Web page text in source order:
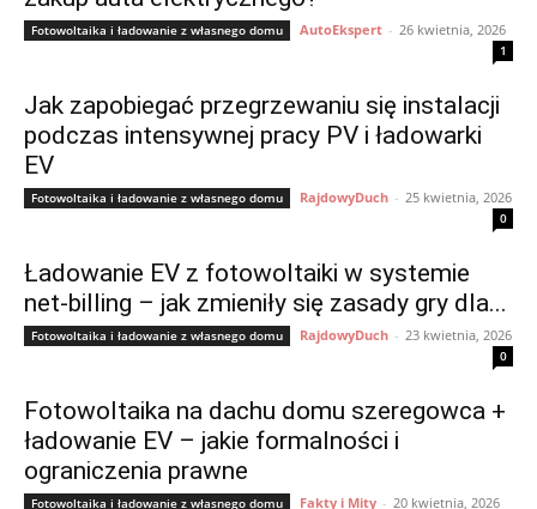
Fotowoltaika i ładowanie z własnego domu AutoEkspert - 26 kwietnia, 2026
1
Jak zapobiegać przegrzewaniu się instalacji
podczas intensywnej pracy PV i ładowarki
EV
Fotowoltaika i ładowanie z własnego domu RajdowyDuch - 25 kwietnia, 2026
0
Ładowanie EV z fotowoltaiki w systemie
net-billing – jak zmieniły się zasady gry dla...
Fotowoltaika i ładowanie z własnego domu RajdowyDuch - 23 kwietnia, 2026
0
Fotowoltaika na dachu domu szeregowca +
ładowanie EV – jakie formalności i
ograniczenia prawne
Fotowoltaika i ładowanie z własnego domu Fakty i Mity - 20 kwietnia, 2026